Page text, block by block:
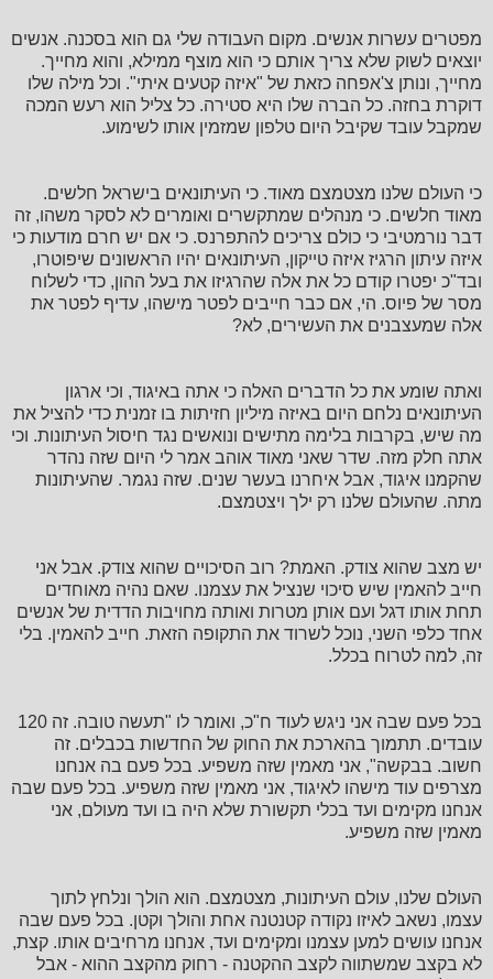
מפטרים עשרות אנשים. מקום העבודה שלי גם הוא בסכנה. אנשים
יוצאים לשוק שלא צריך אותם כי הוא מוצף ממילא, והוא מחייך.
מחייך, ונותן צ'אפחה כזאת של "איזה קטעים איתי". וכל מילה שלו
דוקרת בחזה. כל הברה שלו היא סטירה. כל צליל הוא רעש המכה
שמקבל עובד שקיבל היום טלפון שמזמין אותו לשימוע.
כי העולם שלנו מצטמצם מאוד. כי העיתונאים בישראל חלשים.
מאוד חלשים. כי מנהלים שמתקשרים ואומרים לא לסקר משהו, זה
דבר נורמטיבי כי כולם צריכים להתפרנס. כי אם יש חרם מודעות כי
איזה עיתון הרגיז איזה טייקון, העיתונאים יהיו הראשונים שיפוטרו,
ובד"כ יפטרו קודם כל את אלה שהרגיזו את בעל ההון, כדי לשלוח
מסר של פיוס. הי, אם כבר חייבים לפטר מישהו, עדיף לפטר את
אלה שמעצבנים את העשירים, לא?
ואתה שומע את כל הדברים האלה כי אתה באיגוד, וכי ארגון
העיתונאים נלחם היום באיזה מיליון חזיתות בו זמנית כדי להציל את
מה שיש, בקרבות בלימה מתישים ונואשים נגד חיסול העיתונות. וכי
אתה חלק מזה. שדר שאני מאוד אוהב אמר לי היום שזה נהדר
שהקמנו איגוד, אבל איחרנו בעשר שנים. שזה נגמר. שהעיתונות
מתה. שהעולם שלנו רק ילך ויצטמצם.
יש מצב שהוא צודק. האמת? רוב הסיכויים שהוא צודק. אבל אני
חייב להאמין שיש סיכוי שנציל את עצמנו. שאם נהיה מאוחדים
תחת אותו דגל ועם אותן מטרות ואותה מחויבות הדדית של אנשים
אחד כלפי השני, נוכל לשרוד את התקופה הזאת. חייב להאמין. בלי
זה, למה לטרוח בכלל.
בכל פעם שבה אני ניגש לעוד ח"כ, ואומר לו "תעשה טובה. זה 120
עובדים. תתמוך בהארכת את החוק של החדשות בכבלים. זה
חשוב. בבקשה", אני מאמין שזה משפיע. בכל פעם בה אנחנו
מצרפים עוד מישהו לאיגוד, אני מאמין שזה משפיע. בכל פעם שבה
אנחנו מקימים ועד בכלי תקשורת שלא היה בו ועד מעולם, אני
מאמין שזה משפיע.
העולם שלנו, עולם העיתונות, מצטמצם. הוא הולך ונלחץ לתוך
עצמו, נשאב לאיזו נקודה קטנטנה אחת והולך וקטן. בכל פעם שבה
אנחנו עושים למען עצמנו ומקימים ועד, אנחנו מרחיבים אותו. קצת,
לא בקצב שמשתווה לקצב ההקטנה - רחוק מהקצב ההוא - אבל